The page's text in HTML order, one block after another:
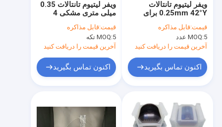
ویفر لیتیوم تانتالات 0.35
میلی متری مشکی 4
کاربردهای SAW / BAW
قیمت:قابل مذاکره
MOQ:5 تکه
آخرین قیمت را دریافت کنید
اکنون تماس بگیرید
ویفر لیتیوم تانتالات
0.25mm 42°Y برای
پیزوالکتریک
قیمت:قابل مذاکره
MOQ:5 عدد
آخرین قیمت را دریافت کنید
اکنون تماس بگیرید